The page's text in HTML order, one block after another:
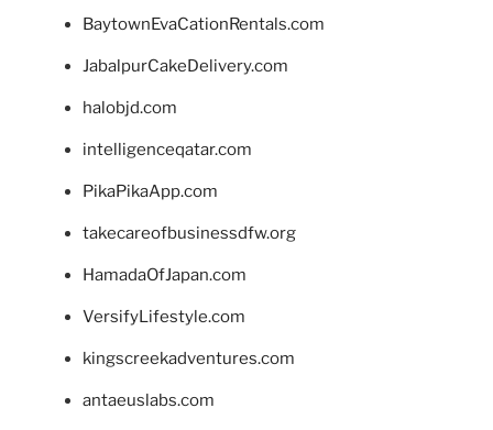
BaytownEvaCationRentals.com
JabalpurCakeDelivery.com
halobjd.com
intelligenceqatar.com
PikaPikaApp.com
takecareofbusinessdfw.org
HamadaOfJapan.com
VersifyLifestyle.com
kingscreekadventures.com
antaeuslabs.com